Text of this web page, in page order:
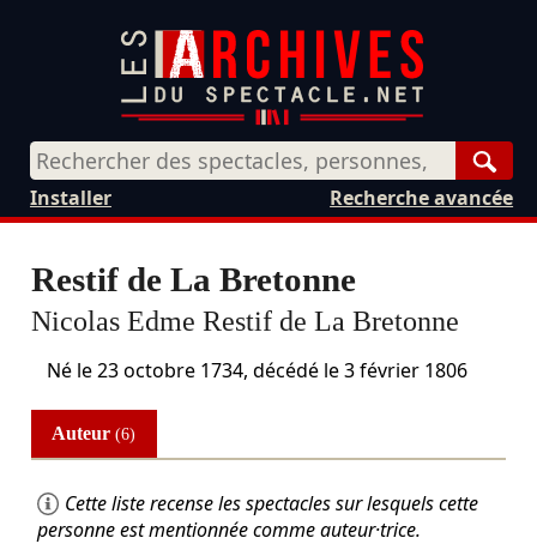
Recherche avancée
Installer
Restif de La Bretonne
Nicolas Edme Restif de La Bretonne
Né le23 octobre 1734, décédé le3 février 1806
Auteur(6)
Cette liste recense les spectacles sur lesquels cette
personne est mentionnée comme auteur·trice.